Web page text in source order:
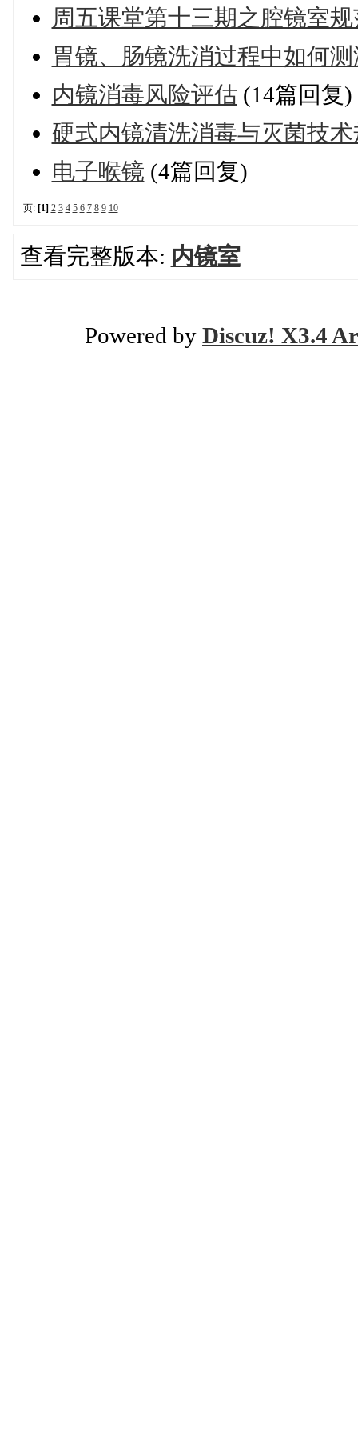
周五课堂第十三期之腔镜室
胃镜、肠镜洗消过程中如何
内镜消毒风险评估 (14篇回复)
硬式内镜清洗消毒与灭菌技
电子喉镜 (4篇回复)
页: [1] 2 3 4 5 6 7 8 9 10
查看完整版本: 内镜室
Powered by Discuz! X3.4